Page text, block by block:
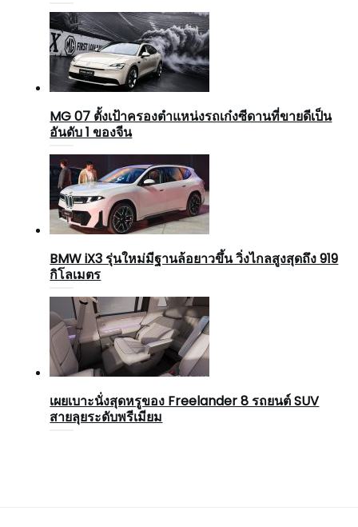
MG 07 ตั้งเป้าครองตำแหน่งรถเก๋งซีดานที่ขายดีเป็น
อันดับ 1 ของจีน
BMW iX3 รุ่นใหม่มีฐานล้อยาวขึ้น วิ่งไกลสูงสุดถึง 919
กิโลเมตร
เผยเบาะนั่งสุดหรูของ Freelander 8 รถยนต์ SUV
สายลุยระดับพรีเมียม